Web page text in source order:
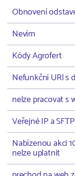
Obnovení
Nevím
Kódy Agrofert
Nefunkční URl s
nelze pracovat s
Veřejné IP a SFTP
Nabízenou akci
nelze uplatnit